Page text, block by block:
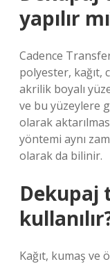
yapılır
Cadence
polyester, kağıt,
akrilik boyalı
ve bu yüzeylere
olarak
yöntemi aynı
olarak da bilinir.
Dekupaj
Kağıt, kumaş ve